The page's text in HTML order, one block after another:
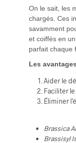
On le sait, les
chargés. Ces
savamment
et coiffés en
parfait chaque
Les
Aider le
Faciliter
Éliminer
Brassica
Brassisyl